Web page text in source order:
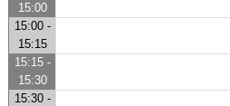
15:00
15:00 -
15:15
15:15 -
15:30
15:30 -